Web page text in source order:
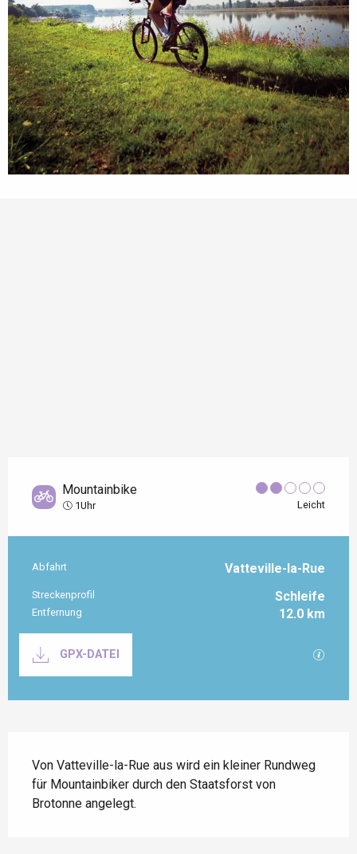
Mountainbike
1Uhr Leicht
Praktische Informationen
Abfahrt Vatteville-la-Rue
Streckenprofil Schleife
Entfernung 12.0 km
GPX-DATEI Mit
Von Vatteville-la-Rue aus wird ein kleiner Rundweg
für Mountainbiker durch den Staatsforst von
Brotonne angelegt.